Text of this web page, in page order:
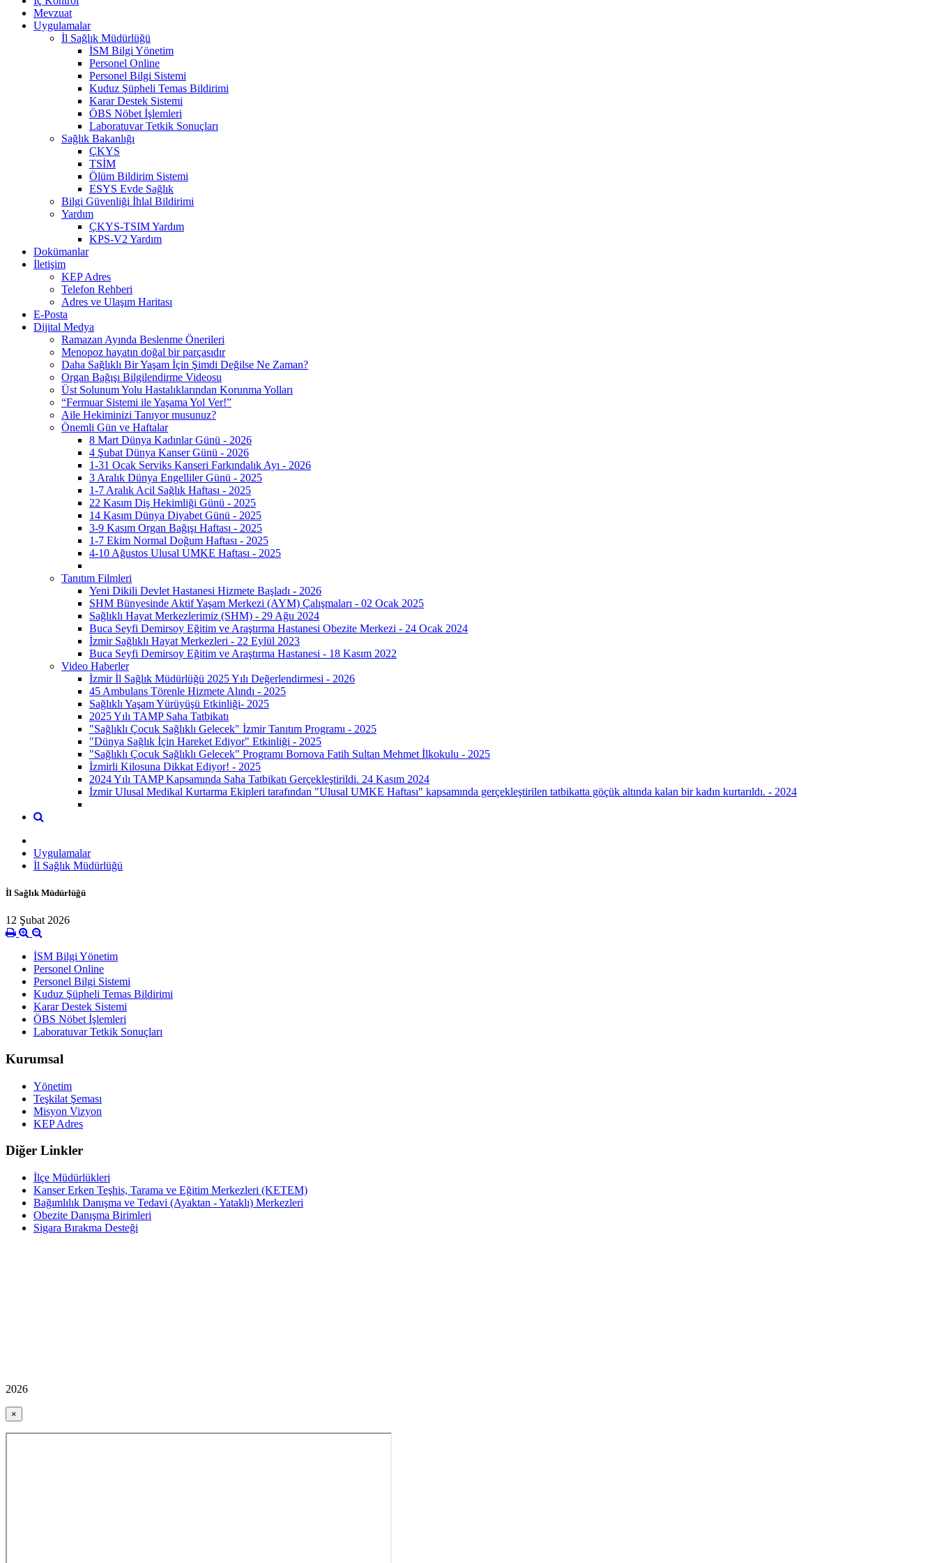
Mevzuat
Uygulamalar
İl Sağlık Müdürlüğü
İSM Bilgi Yönetim
Personel Online
Personel Bilgi Sistemi
Kuduz Şüpheli Temas Bildirimi
Karar Destek Sistemi
ÖBS Nöbet İşlemleri
Laboratuvar Tetkik Sonuçları
Sağlık Bakanlığı
ÇKYS
TSİM
Ölüm Bildirim Sistemi
ESYS Evde Sağlık
Bilgi Güvenliği İhlal Bildirimi
Yardım
ÇKYS-TSIM Yardım
KPS-V2 Yardım
Dokümanlar
İletişim
KEP Adres
Telefon Rehberi
Adres ve Ulaşım Haritası
E-Posta
Dijital Medya
Ramazan Ayında Beslenme Önerileri
Menopoz hayatın doğal bir parçasıdır
Daha Sağlıklı Bir Yaşam İçin Şimdi Değilse Ne Zaman?
Organ Bağışı Bilgilendirme Videosu
Üst Solunum Yolu Hastalıklarından Korunma Yolları
“Fermuar Sistemi ile Yaşama Yol Ver!”
Aile Hekiminizi Tanıyor musunuz?
Önemli Gün ve Haftalar
8 Mart Dünya Kadınlar Günü - 2026
4 Şubat Dünya Kanser Günü - 2026
1-31 Ocak Serviks Kanseri Farkındalık Ayı - 2026
3 Aralık Dünya Engelliler Günü - 2025
1-7 Aralık Acil Sağlık Haftası - 2025
22 Kasım Diş Hekimliği Günü - 2025
14 Kasım Dünya Diyabet Günü - 2025
3-9 Kasım Organ Bağışı Haftası - 2025
1-7 Ekim Normal Doğum Haftası - 2025
4-10 Ağustos Ulusal UMKE Haftası - 2025
Tanıtım Filmleri
Yeni Dikili Devlet Hastanesi Hizmete Başladı - 2026
SHM Bünyesinde Aktif Yaşam Merkezi (AYM) Çalışmaları - 02 Ocak 2025
Sağlıklı Hayat Merkezlerimiz (SHM) - 29 Ağu 2024
Buca Seyfi Demirsoy Eğitim ve Araştırma Hastanesi Obezite Merkezi - 24 Ocak 2024
İzmir Sağlıklı Hayat Merkezleri - 22 Eylül 2023
Buca Seyfi Demirsoy Eğitim ve Araştırma Hastanesi - 18 Kasım 2022
Video Haberler
İzmir İl Sağlık Müdürlüğü 2025 Yılı Değerlendirmesi - 2026
45 Ambulans Törenle Hizmete Alındı - 2025
Sağlıklı Yaşam Yürüyüşü Etkinliği- 2025
2025 Yılı TAMP Saha Tatbikatı
"Sağlıklı Çocuk Sağlıklı Gelecek" İzmir Tanıtım Programı - 2025
"Dünya Sağlık İçin Hareket Ediyor" Etkinliği - 2025
"Sağlıklı Çocuk Sağlıklı Gelecek" Programı Bornova Fatih Sultan Mehmet İlkokulu - 2025
İzmirli Kilosuna Dikkat Ediyor! - 2025
2024 Yılı TAMP Kapsamında Saha Tatbikatı Gerçekleştirildi. 24 Kasım 2024
İzmir Ulusal Medikal Kurtarma Ekipleri tarafından "Ulusal UMKE Haftası" kapsamında gerçekleştirilen tatbikatta göçük altında kalan bir kadın kurtarıldı. - 2024
Uygulamalar
İl Sağlık Müdürlüğü
İl Sağlık Müdürlüğü
12 Şubat 2026
İSM Bilgi Yönetim
Personel Online
Personel Bilgi Sistemi
Kuduz Şüpheli Temas Bildirimi
Karar Destek Sistemi
ÖBS Nöbet İşlemleri
Laboratuvar Tetkik Sonuçları
Kurumsal
Yönetim
Teşkilat Şeması
Misyon Vizyon
KEP Adres
Diğer Linkler
İlçe Müdürlükleri
Kanser Erken Teşhis, Tarama ve Eğitim Merkezleri (KETEM)
Bağımlılık Danışma ve Tedavi (Ayaktan - Yataklı) Merkezleri
Obezite Danışma Birimleri
Sigara Bırakma Desteği
2026
×